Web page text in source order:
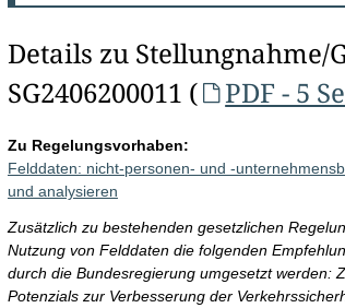
Details zu Stellungnahme/
SG2406200011 (
PDF - 5
Zu Regelungsvorhaben:
Felddaten: nicht-personen- und -
und analysieren
Zusätzlich zu bestehenden gesetzlichen
Nutzung von Felddaten die folgenden
durch die Bundesregierung umgesetzt werden:
Potenzials zur Verbesserung der